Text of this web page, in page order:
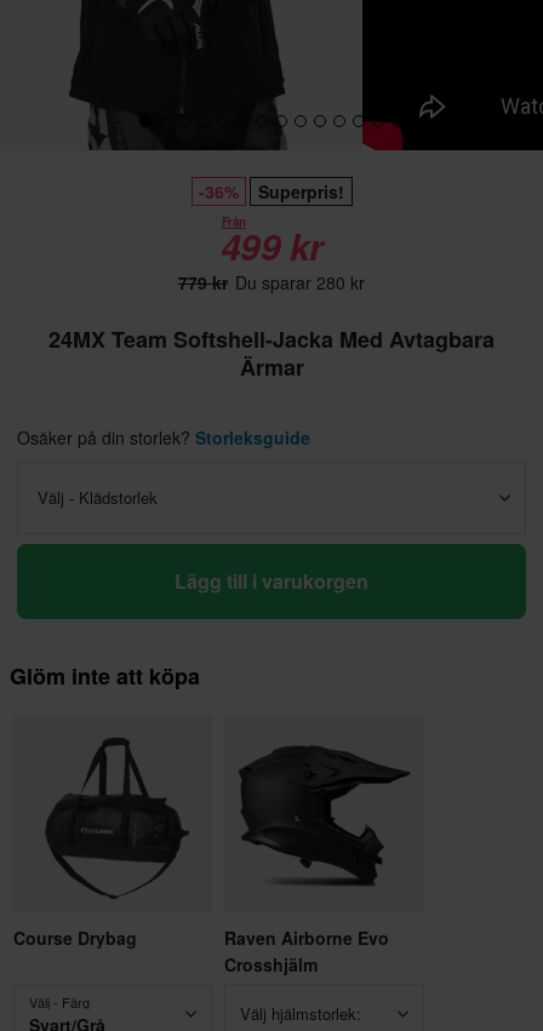
-36% Superpris!
Från
499 kr
779 kr Du sparar 280 kr
24MX Team Softshell-Jacka Med Avtagbara
Ärmar
Osäker på din storlek? Storleksguide
Välj - Klädstorlek
Lägg till i varukorgen
Glöm inte att köpa
Course Drybag
Välj - Färg
Svart/Grå
Raven Airborne Evo
Crosshjälm
Välj hjälmstorlek: